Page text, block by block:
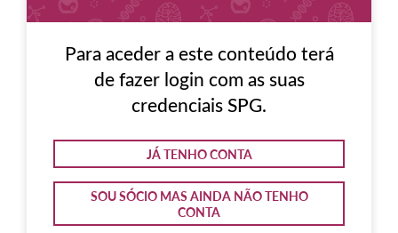
Para aceder a este conteúdo terá
de fazer login com as suas
credenciais SPG.
JÁ TENHO CONTA
SOU SÓCIO MAS AINDA NÃO TENHO
CONTA